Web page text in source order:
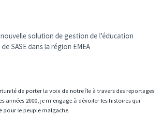
solution de gestion de l'éducation
SASE dans la région EMEA
de porter la voix de notre île à travers des reportages
2000, je m'engage à dévoiler les histoires qui
pour le peuple malgache.